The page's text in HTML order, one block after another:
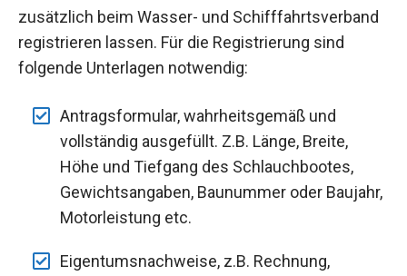
zusätzlich beim Wasser- und Schifffahrtsverband
registrieren lassen. Für die Registrierung sind
folgende Unterlagen notwendig:
Antragsformular, wahrheitsgemäß und
vollständig ausgefüllt. Z.B. Länge, Breite,
Höhe und Tiefgang des Schlauchbootes,
Gewichtsangaben, Baunummer oder Baujahr,
Motorleistung etc.
Eigentumsnachweise, z.B. Rechnung,